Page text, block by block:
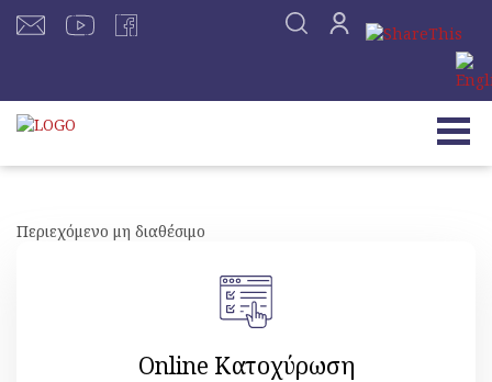
Περιεχόμενο μη διαθέσιμο
Online Κατοχύρωση